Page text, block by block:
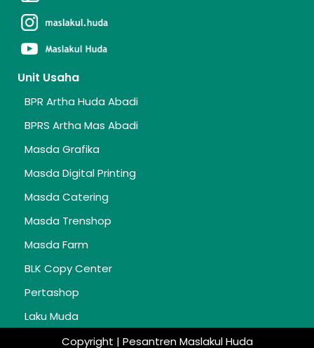
Unit Usaha
BPR Artha Huda Abadi
BPRS Artha Mas Abadi
Masda Grafika
Masda Digital Printing
Masda Catering
Masda Trenshop
Masda Farm
BLK Copy Center
Pertashop
Laku Muda
Copyright | Pesantren Maslakul Huda